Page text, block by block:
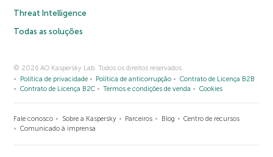
Threat Intelligence
Todas as soluções
© 2026 AO Kaspersky Lab. Todos os direitos reservados.
Política de privacidade
Política de anticorrupção
Contrato de Licença B2B
Contrato de Licença B2C
Termos e condições de venda Cookies
Fale conosco Sobre a Kaspersky Parceiros Blog
Centro de recursos
Comunicado à imprensa